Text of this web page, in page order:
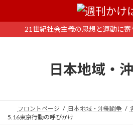
ン
ー
21世紀社会主義の思想と運動に
日本地域・
フロントページ 日本地域・沖縄闘争
5.16東京行動の呼びかけ